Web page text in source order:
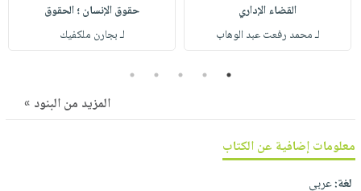
خدمات
نيل
كتابك
تواصل
معنا
الإصدارات
القضاء الإداري
لـ محمد رفعت عبد الوهاب
حقوق الإنسان ؛ الحقوق
لـ بجارن ملكفيك
1
2
3
4
5
المزيد من البنود »
معلومات إضافية عن الكتاب
لغة:عربي